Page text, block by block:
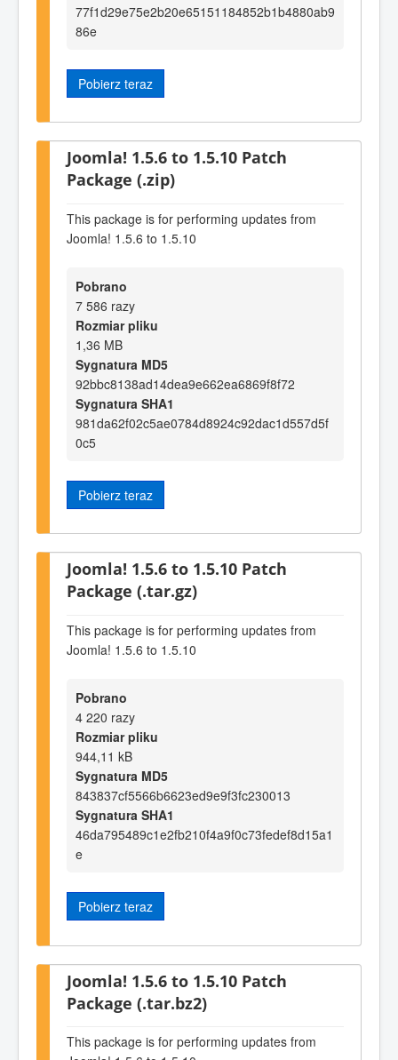
77f1d29e75e2b20e65151184852b1b4880ab9
86e
Pobierz teraz
Joomla! 1.5.6 to 1.5.10 Patch
Package (.zip)
This package is for performing updates from
Joomla! 1.5.6 to 1.5.10
Pobrano
7 586 razy
Rozmiar pliku
1,36 MB
Sygnatura MD5
92bbc8138ad14dea9e662ea6869f8f72
Sygnatura SHA1
981da62f02c5ae0784d8924c92dac1d557d5f
0c5
Pobierz teraz
Joomla! 1.5.6 to 1.5.10 Patch
Package (.tar.gz)
This package is for performing updates from
Joomla! 1.5.6 to 1.5.10
Pobrano
4 220 razy
Rozmiar pliku
944,11 kB
Sygnatura MD5
843837cf5566b6623ed9e9f3fc230013
Sygnatura SHA1
46da795489c1e2fb210f4a9f0c73fedef8d15a1
e
Pobierz teraz
Joomla! 1.5.6 to 1.5.10 Patch
Package (.tar.bz2)
This package is for performing updates from